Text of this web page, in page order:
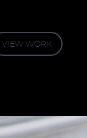
VIEW WORK